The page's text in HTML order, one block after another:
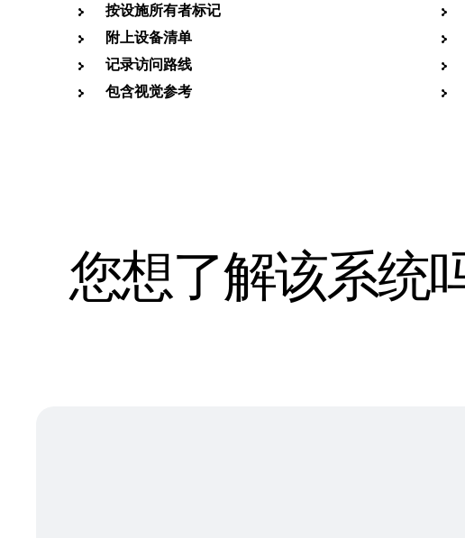
按设施所有者标记
附上设备清单
记录访问路线
包含视觉参考
您想了解该系统